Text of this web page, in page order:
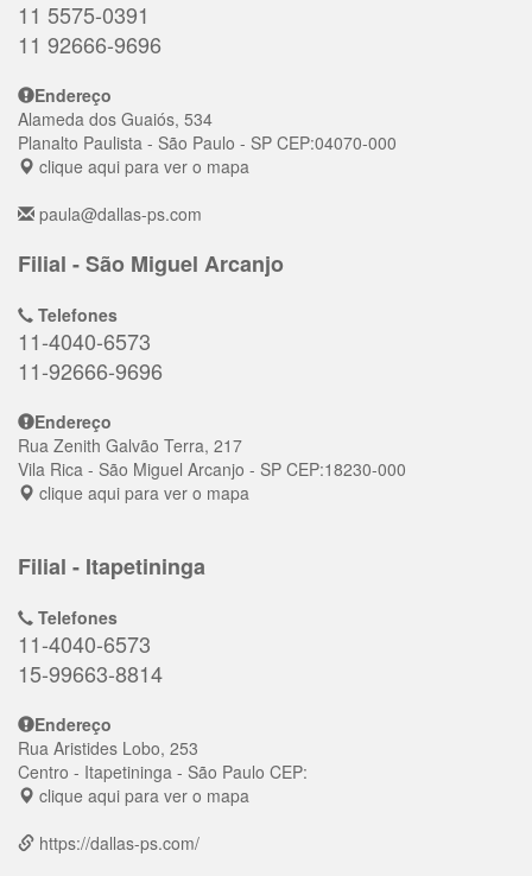
11 5575-0391
11 92666-9696
Endereço
Alameda dos Guaiós, 534
Planalto Paulista - São Paulo - SP CEP:04070-000
clique aqui para ver o mapa
paula@dallas-ps.com
Filial - São Miguel Arcanjo
Telefones
11-4040-6573
11-92666-9696
Endereço
Rua Zenith Galvão Terra, 217
Vila Rica - São Miguel Arcanjo - SP CEP:18230-000
clique aqui para ver o mapa
Filial - Itapetininga
Telefones
11-4040-6573
15-99663-8814
Endereço
Rua Aristides Lobo, 253
Centro - Itapetininga - São Paulo CEP:
clique aqui para ver o mapa
https://dallas-ps.com/